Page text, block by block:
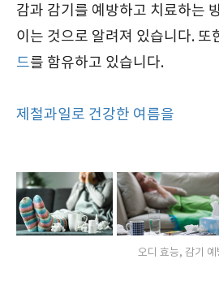
감과 감기를 예방하고 치료하는
이는 것으로 알려져 있습니다. 또
드를 함유하고 있습니다.
제철과일로 건강한 여름을
오디 효능, 감기 예